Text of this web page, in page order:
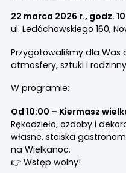
22 marca 2026 r., godz.
ul. Ledóchowskiego 160,
Przygotowaliśmy dla Was
atmosfery, sztuki i
W programie:
Od 10:00 – Kiermasz
Rękodzieło, ozdoby i
własne, stoiska
na Wielkanoc.
👉 Wstęp wolny!